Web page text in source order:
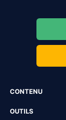
CONTENU
OUTILS